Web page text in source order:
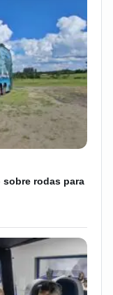
sobre rodas para